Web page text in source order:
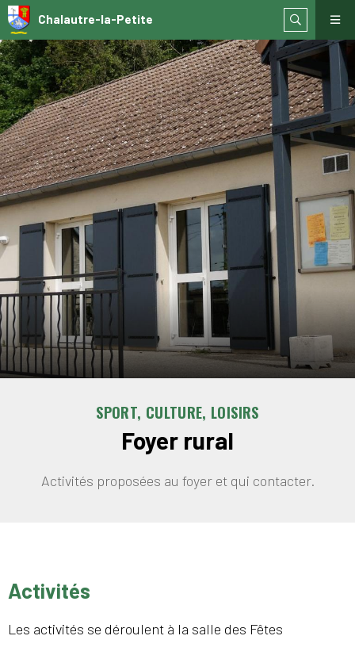
Chalautre-la-Petite
SPORT, CULTURE, LOISIRS
Foyer rural
Activités proposées au foyer et qui contacter.
Activités
Les activités se déroulent à la salle des Fêtes